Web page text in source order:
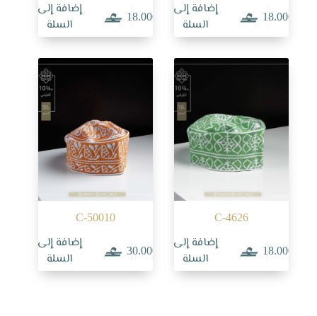
18.000
إضافة إلى
السلة
18.000
إضافة إلى
السلة
C-4626
18.000
إضافة إلى
السلة
C-50010
30.000
إضافة إلى
السلة